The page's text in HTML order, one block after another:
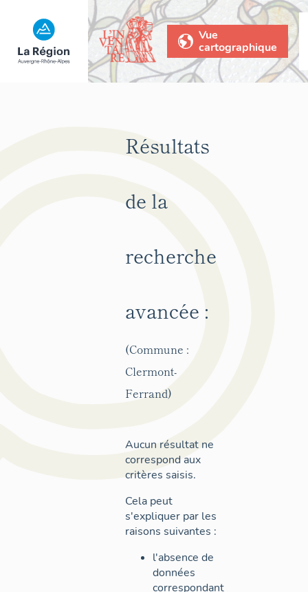
Vue
cartographique
Résultats
de la
recherche
avancée :
(Commune :
Clermont-
Ferrand)
Aucun résultat ne
correspond aux
critères saisis.
Cela peut
s'expliquer par les
raisons suivantes :
l'absence de
données
correspondant